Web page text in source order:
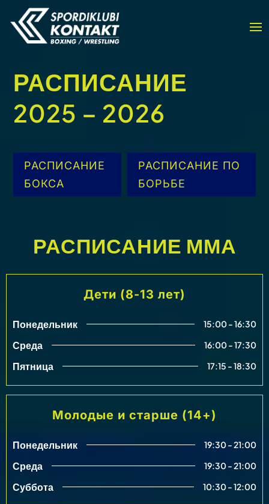
РАСПИСАНИЕ
2025 – 2026
РАСПИСАНИЕ
БОКСА
РАСПИСАНИЕ ПО
БОРЬБЕ
РАСПИСАНИЕ ММА
Дети (8-13 лет)
Понедельник 15:00 - 16:30
Среда 16:00 - 17:30
Пятница 17:15 - 18:30
Молодые и старше (14+)
Понедельник 19:30 - 21:00
Среда 19:30 - 21:00
Суббота 10:30 - 12:00